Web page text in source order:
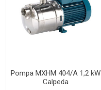
Pompa MXHM 404/A 1,2 kW
Calpeda